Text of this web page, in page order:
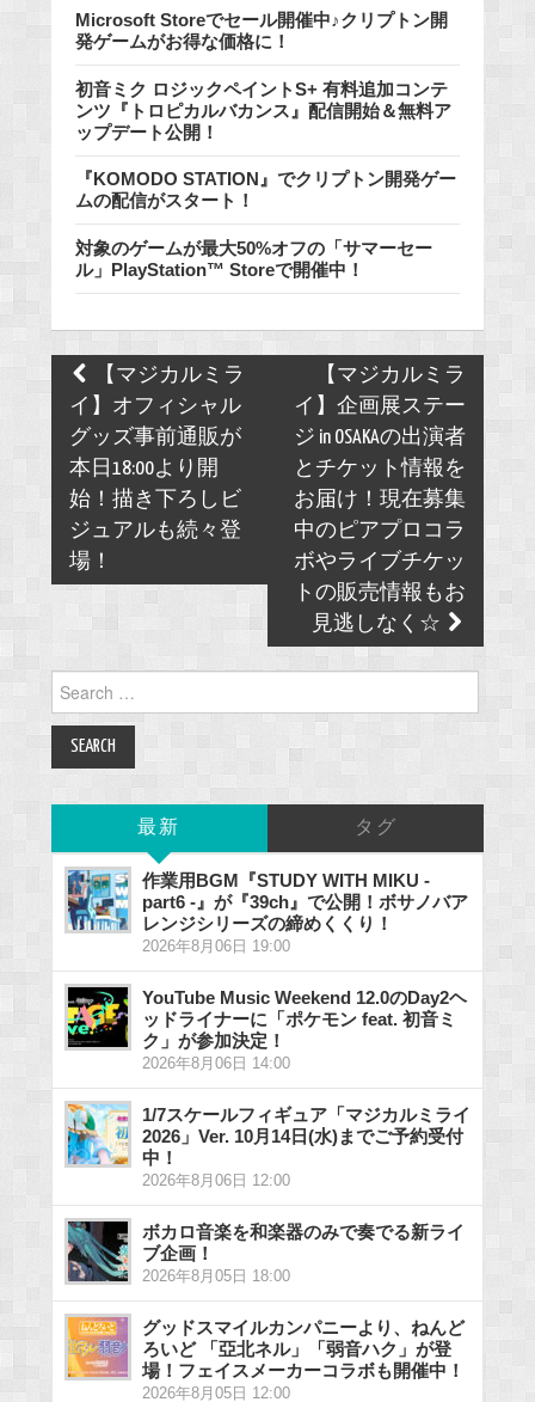
Microsoft Storeでセール開催中♪クリプトン開
発ゲームがお得な価格に！
初音ミク ロジックペイントS+ 有料追加コンテ
ンツ『トロピカルバカンス』配信開始＆無料ア
ップデート公開！
『KOMODO STATION』でクリプトン開発ゲー
ムの配信がスタート！
対象のゲームが最大50%オフの「サマーセー
ル」PlayStation™ Storeで開催中！
Post
navigation
【マジカルミラ
イ】オフィシャル
グッズ事前通販が
本日18:00より開
始！描き下ろしビ
ジュアルも続々登
場！
【マジカルミラ
イ】企画展ステー
ジ in OSAKAの出演者
とチケット情報を
お届け！現在募集
中のピアプロコラ
ボやライブチケッ
トの販売情報もお
見逃しなく☆
Search
for:
最新 タグ
作業用BGM『STUDY WITH MIKU -
part6 -』が『39ch』で公開！ボサノバア
レンジシリーズの締めくくり！
2026年8月06日 19:00
YouTube Music Weekend 12.0のDay2ヘ
ッドライナーに「ポケモン feat. 初音ミ
ク」が参加決定！
2026年8月06日 14:00
1/7スケールフィギュア「マジカルミライ
2026」Ver. 10月14日(水)までご予約受付
中！
2026年8月06日 12:00
ボカロ音楽を和楽器のみで奏でる新ライ
ブ企画！
2026年8月05日 18:00
グッドスマイルカンパニーより、ねんど
ろいど 「亞北ネル」「弱音ハク」が登
場！フェイスメーカーコラボも開催中！
2026年8月05日 12:00